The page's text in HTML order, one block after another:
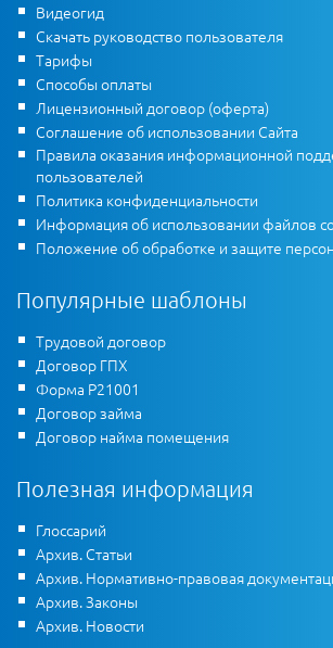
Видеогид
Скачать руководство пользователя
Тарифы
Способы оплаты
Лицензионный договор (оферта)
Соглашение об использовании Сайта
Правила оказания информационной
пользователей
Политика конфиденциальности
Информация об использовании файлов
Положение об обработке и защите
Популярные шаблоны
Трудовой договор
Договор ГПХ
Форма Р21001
Договор займа
Договор найма помещения
Полезная информация
Глоссарий
Архив. Статьи
Архив. Нормативно-правовая
Архив. Законы
Архив. Новости